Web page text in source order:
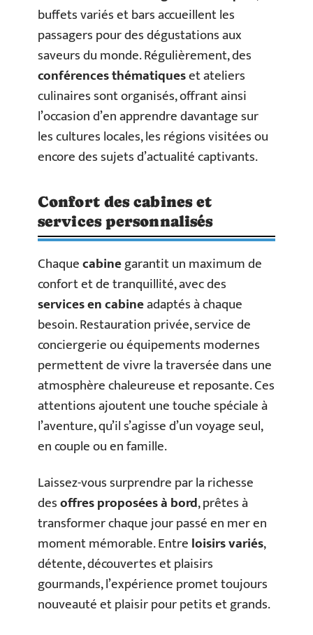
buffets variés et bars accueillent les
passagers pour des dégustations aux
saveurs du monde. Régulièrement, des
conférences thématiqueset ateliers
culinaires sont organisés, offrant ainsi
l’occasion d’en apprendre davantage sur
les cultures locales, les régions visitées ou
encore des sujets d’actualité captivants.
Confort des cabines et
services personnalisés
Chaquecabinegarantit un maximum de
confort et de tranquillité, avec des
services en cabineadaptés à chaque
besoin. Restauration privée, service de
conciergerie ou équipements modernes
permettent de vivre la traversée dans une
atmosphère chaleureuse et reposante. Ces
attentions ajoutent une touche spéciale à
l’aventure, qu’il s’agisse d’un voyage seul,
en couple ou en famille.
Laissez-vous surprendre par la richesse
desoffres proposées à bord, prêtes à
transformer chaque jour passé en mer en
moment mémorable. Entreloisirs variés,
détente, découvertes et plaisirs
gourmands, l’expérience promet toujours
nouveauté et plaisir pour petits et grands.